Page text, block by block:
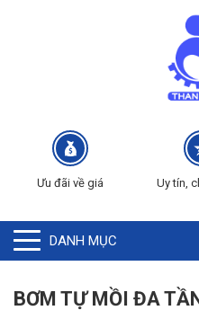
Ưu đãi về giá Uy tín,
DANH MỤC
BƠM TỰ MỒI ĐA